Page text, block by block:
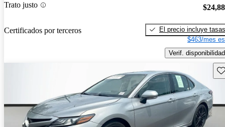
Trato justo
Certificados por terceros
El precio incluye tasas
$463/mes
Verif. disponibilidad